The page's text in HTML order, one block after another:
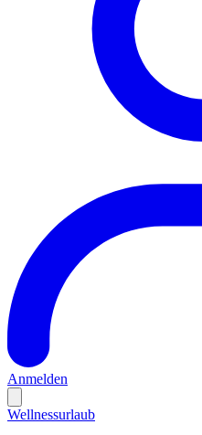
Anmelden
Wellnessurlaub